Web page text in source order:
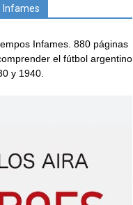
Infames
Infames. 880 páginas
el fútbol argentino
y 1940.